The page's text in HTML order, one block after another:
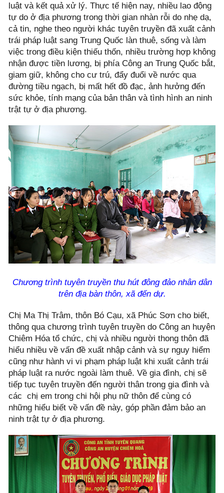
luật và kết quả xử lý. Thực tế hiện nay, nhiều lao động
tự do ở địa phương trong thời gian nhàn rỗi do nhẹ dạ,
cả tin, nghe theo người khác tuyên truyền đã xuất cảnh
trái pháp luật sang Trung Quốc làn thuê, sống và làm
việc trong điều kiện thiếu thốn, nhiều trường hợp không
nhận được tiền lương, bị phía Công an Trung Quốc bắt,
giam giữ, không cho cư trú, đẩy đuổi về nước qua
đường tiều ngạch, bị mất hết đồ đạc, ảnh hưởng đến
sức khỏe, tính mạng của bản thân và tình hình an ninh
trật tự ở địa phương.
Chương trình tuyên truyền thu hút đông đảo nhân dân
trên địa bàn thôn, xã đến dự.
Chị Ma Thị Trâm, thôn Bó Cạu, xã Phúc Sơn cho biết,
thông qua chương trình tuyên truyền do Công an huyện
Chiêm Hóa tổ chức, chị và nhiều người thong thôn đã
hiểu nhiều về vấn đề xuất nhập cảnh và sự nguy hiểm
cũng như hành vi vi phạm pháp luật khi xuất cảnh trái
pháp luật ra nước ngoài làm thuê. Về gia đình, chị sẽ
tiếp tục tuyên truyền đến người thân trong gia đình và
các chị em trong chi hội phụ nữ thôn để cùng có
những hiểu biết về vấn đề này, góp phần đảm bảo an
ninh trật tự ở địa phương.